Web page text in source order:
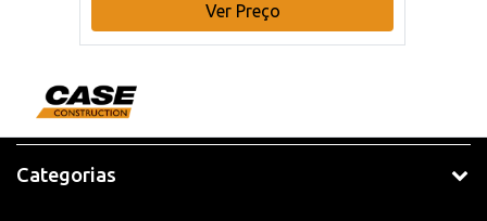
Ver Preço
Categorias